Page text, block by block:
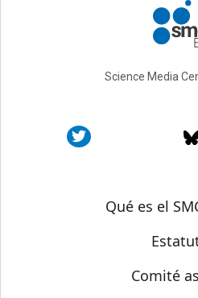
Science Media
Sobre SMCQué es el
Comité